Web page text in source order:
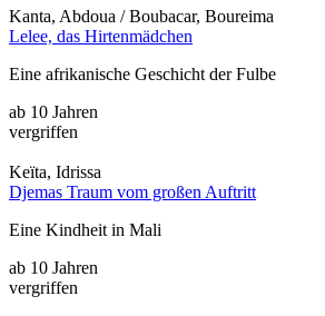
Kanta, Abdoua / Boubacar, Boureima
Lelee, das Hirtenmädchen
Eine afrikanische Geschicht der Fulbe
ab 10 Jahren
vergriffen
Keïta, Idrissa
Djemas Traum vom großen Auftritt
Eine Kindheit in Mali
ab 10 Jahren
vergriffen